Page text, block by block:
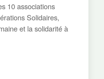
10 associations
Solidaires,
et la solidarité à